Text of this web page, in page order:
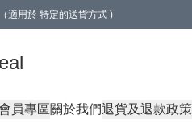
適用於 特定的送貨方式 )
員專區關於我們退貨及退款政策